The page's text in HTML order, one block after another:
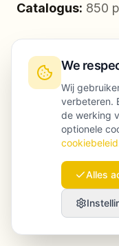
Catalogus: 850
Probleem:
interne team kon
bijbenen na
Wat we
Wekelijkse
We
Wij
verbeteren.
de werking
optionele
cookiebeleid
Alles